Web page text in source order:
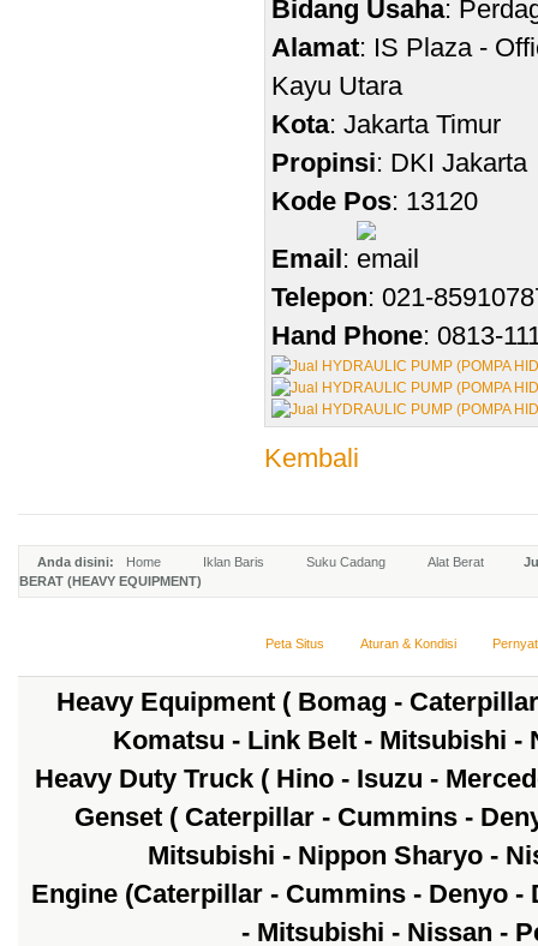
Bidang Usaha:
Alamat: IS Plaza -
Kayu Utara
Kota: Jakarta Timur
Propinsi: DKI Jakarta
Kode Pos: 13120
Email:
Telepon: 021-
Hand Phone: 0813-
Kembali
Anda disini: Home Iklan Baris Suku Cadang Alat Berat
BERAT (HEAVY EQUIPMENT)
Peta Situs Aturan & Kondisi
Heavy Equipment ( Bomag -
Komatsu - Link Belt - Mitsubishi -
Heavy Duty Truck ( Hino - Isuzu -
Genset ( Caterpillar - Cummins -
Mitsubishi - Nippon Sharyo -
Engine (Caterpillar - Cummins - Denyo
- Mitsubishi - Nissan -